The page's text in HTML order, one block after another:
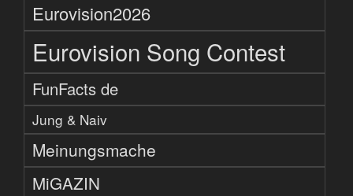
Eurovision2026
Eurovision Song Contest
FunFacts de
Jung & Naiv
Meinungsmache
MiGAZIN